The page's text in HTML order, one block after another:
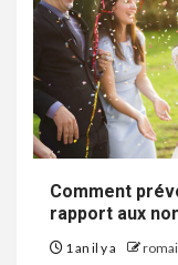
Comment
rapport aux
1 an il y a